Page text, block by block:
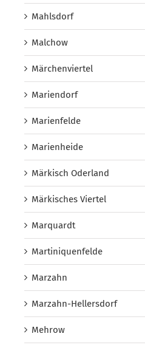
Mahlsdorf
Malchow
Märchenviertel
Mariendorf
Marienfelde
Marienheide
Märkisch Oderland
Märkisches Viertel
Marquardt
Martiniquenfelde
Marzahn
Marzahn-Hellersdorf
Mehrow